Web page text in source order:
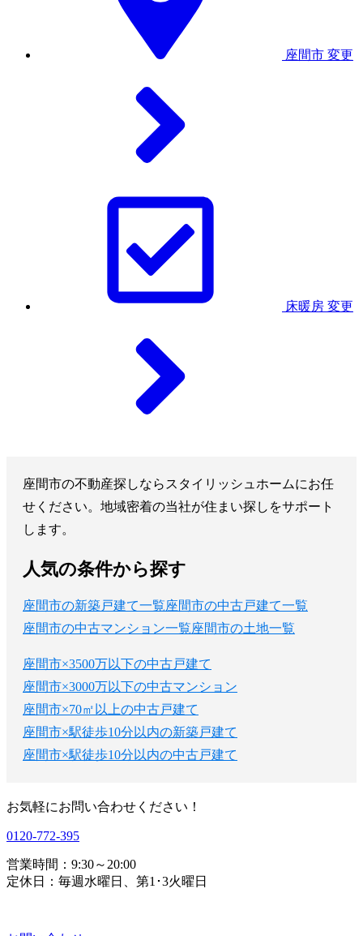
座間市 変更
床暖房 変更
座間市の不動産探しならスタイリッシュホームにお任
せください。地域密着の当社が住まい探しをサポート
します。
人気の条件から探す
座間市の新築戸建て一覧座間市の中古戸建て一覧
座間市の中古マンション一覧座間市の土地一覧
座間市×3500万以下の中古戸建て
座間市×3000万以下の中古マンション
座間市×70㎡以上の中古戸建て
座間市×駅徒歩10分以内の新築戸建て
座間市×駅徒歩10分以内の中古戸建て
お気軽にお問い合わせください！
0120-772-395
営業時間：9:30～20:00
定休日：毎週水曜日、第1･3火曜日